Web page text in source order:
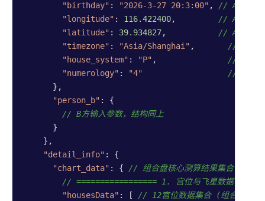
"birthday" : "2026-3-27 20:3:00" , // A方 出
"longitude" : 116.422400, // A方 出生
"latitude" : 39.934827, // A方 出生
"timezone" : "Asia/Shanghai" , // A方
"house_system" : "P" , // A方
"numerology" : "4"
// A方 核
      },
"person_b" : {
// B方输入参数，结构同上
      }
    },
"detail_info" : {
"chart_data" : { // 组合盘核心测算结果集合 (作为
// ================= 1. 宫位与飞星数据
"housesData" : [ // 12宫位数据集合 (组合盘自身